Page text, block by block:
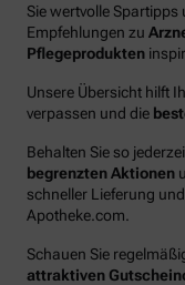
Sie wertvolle Spartipps
Empfehlungen zu
Pflegeprodukten
Unsere Übersicht hilft
verpassen und die
Behalten Sie so
begrenzten Aktionen
schneller Lieferung
Apotheke.com.
Schauen Sie
attraktiven